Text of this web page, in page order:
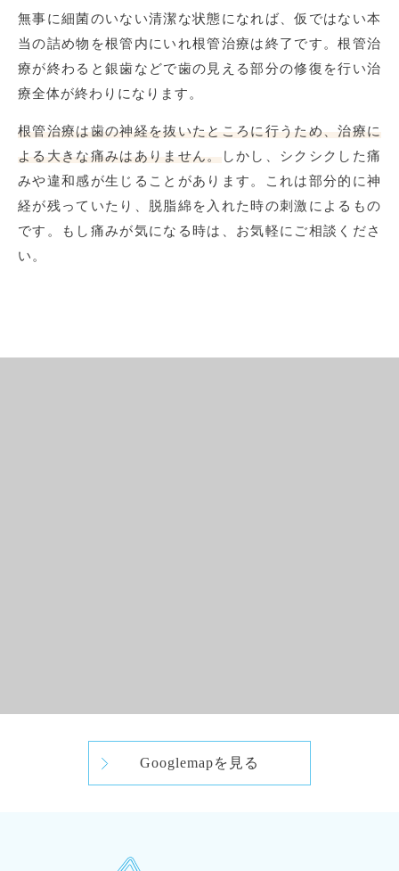
無事に細菌のいない清潔な状態になれば、仮ではない本
当の詰め物を根管内にいれ根管治療は終了です。根管治
療が終わると銀歯などで歯の見える部分の修復を行い治
療全体が終わりになります。
根管治療は歯の神経を抜いたところに行うため、治療に
よる大きな痛みはありません。
しかし、シクシクした痛
みや違和感が生じることがあります。これは部分的に神
経が残っていたり、脱脂綿を入れた時の刺激によるもの
です。もし痛みが気になる時は、お気軽にご相談くださ
い。
Googlemapを見る